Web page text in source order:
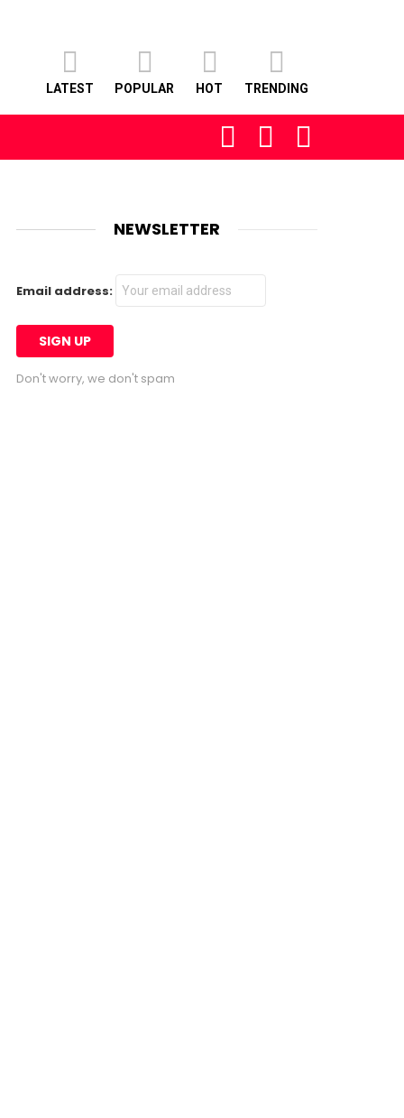
LATEST POPULAR HOT TRENDING
FOLLOW SEARCH
NEWSLETTER
Email address:
Don't worry, we don't spam